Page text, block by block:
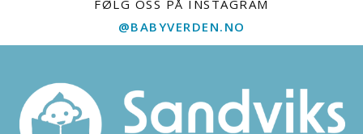
FØLG OSS PÅ INSTAGRAM
@BABYVERDEN.NO